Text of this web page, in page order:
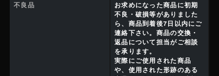
不良品
お求めになった商品に初期
不良・破損等がありました
ら、商品到着後7日以内にご
連絡下さい。商品の交換・
返品について担当がご相談
を承ります。
実際にご使用された商品
や、使用された形跡のある